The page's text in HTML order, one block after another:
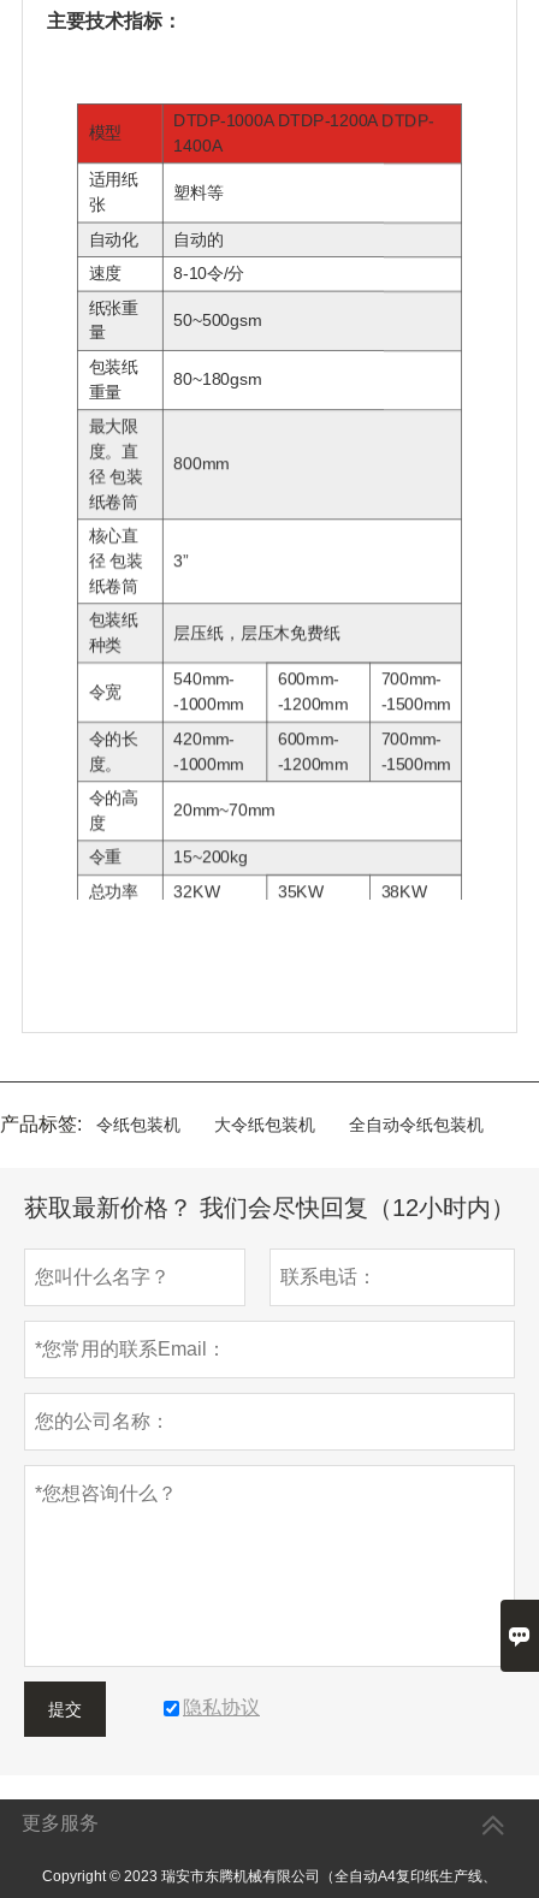
主要技术指标：
模型
DTDP-1000A DTDP-1200A DTDP-
1400A
适用纸
张
塑料等
自动化 自动的
速度
8-10令/分
纸张重
量
50~500gsm
包装纸
重量
80~180gsm
最大限
度。直
径 包装
纸卷筒
800mm
核心直
径 包装
纸卷筒
3”
包装纸
种类
层压纸，层压木免费纸
令宽
540mm-
-1000mm
600mm-
-1200mm
700mm-
-1500mm
令的长
度。
420mm-
-1000mm
600mm-
-1200mm
700mm-
-1500mm
令的高
度
20mm~70mm
令重
15~200kg
总功率
32KW 35KW
38KW
产品标签: 令纸包装机 大令纸包装机 全自动令纸包装机
获取最新价格？ 我们会尽快回复（12小时内）
提交 隐私协议
更多服务
Copyright © 2023 瑞安市东腾机械有限公司（全自动A4复印纸生产线、
